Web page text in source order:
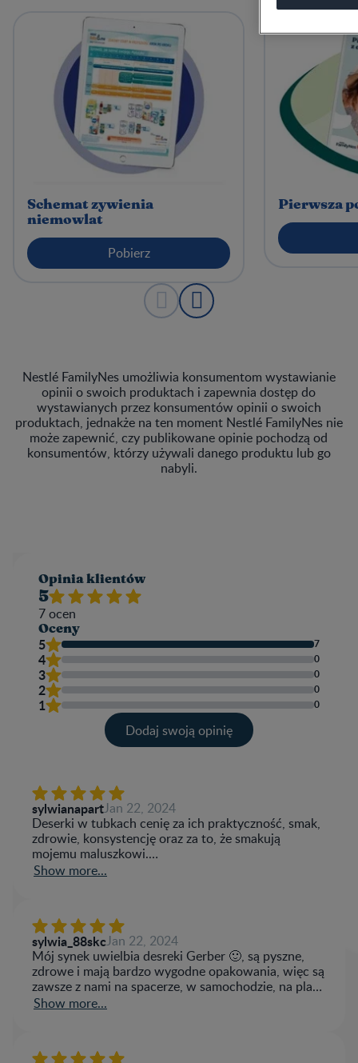
Schemat zywienia
niemowlat
Pobierz
Pierwsza
Nestlé FamilyNes umożliwia konsumentom wystawianie
opinii o swoich produktach i zapewnia dostęp do
wystawianych przez konsumentów opinii o swoich
produktach, jednakże na ten moment Nestlé FamilyNes nie
może zapewnić, czy publikowane opinie pochodzą od
konsumentów, którzy używali danego produktu lub go
nabyli.
Opinia klientów​
5
7ocen
Oceny
5 7
4 0
3 0
2 0
1 0
Dodaj swoją opinię​
Nazwa użytkownika
Napisz recenzję
sylwianapartJan 22, 2024
Deserki w tubkach cenię za ich praktyczność, smak,
zdrowie, konsystencję oraz za to, że smakują
mojemu maluszkowi.
Są wspaniałą alternatywą, z której można korzystać
Nie zajmują dużo miejsca. Forma tubki gwarantuje
nam, że z deserkiem nie stanie się nic złego w
torebce czy w innym miejscu.
Deserki w tubce cenimy sobie również za
różnorodność i bogactwo smaków.
Show more...
sylwia_88skcJan 22, 2024
Mój synek uwielbia desreki Gerber 🙂, są pyszne,
zdrowe i mają bardzo wygodne opakowania, więc są
zawsze z nami na spacerze, w samochodzie, na plaży
a nawet na basenie 🙂 idealna porcja owoców dla
Show more...